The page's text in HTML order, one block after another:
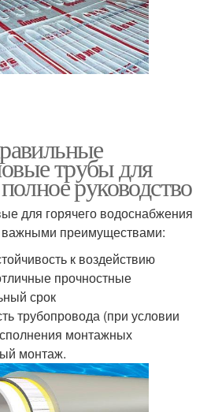
трубы для
руководство
для горячего водоснабжения
преимуществами:
к воздействию
прочностные
срок
трубопровода (при условии
монтажных
монтаж.